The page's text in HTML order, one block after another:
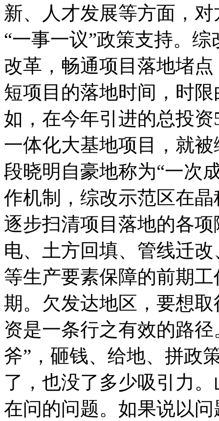
新、人才发展等方面，
“一事一议”政策支持。
改革，畅通项目落地堵
短项目的落地时间，时
如，在今年引进的总投
一体化大基地项目，就
段晓明自豪地称为“一次
作机制，综改示范区在
逐步扫清项目落地的各
电、土方回填、管线迁
等生产要素保障的前期
期。欠发达地区，要想
资是一条行之有效的路
斧”，砸钱、给地、拼政
了，也没了多少吸引力
在问的问题。如果说以